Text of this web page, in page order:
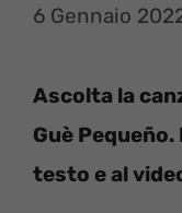
6 Gennaio
Ascolta la
Guè
testo e al